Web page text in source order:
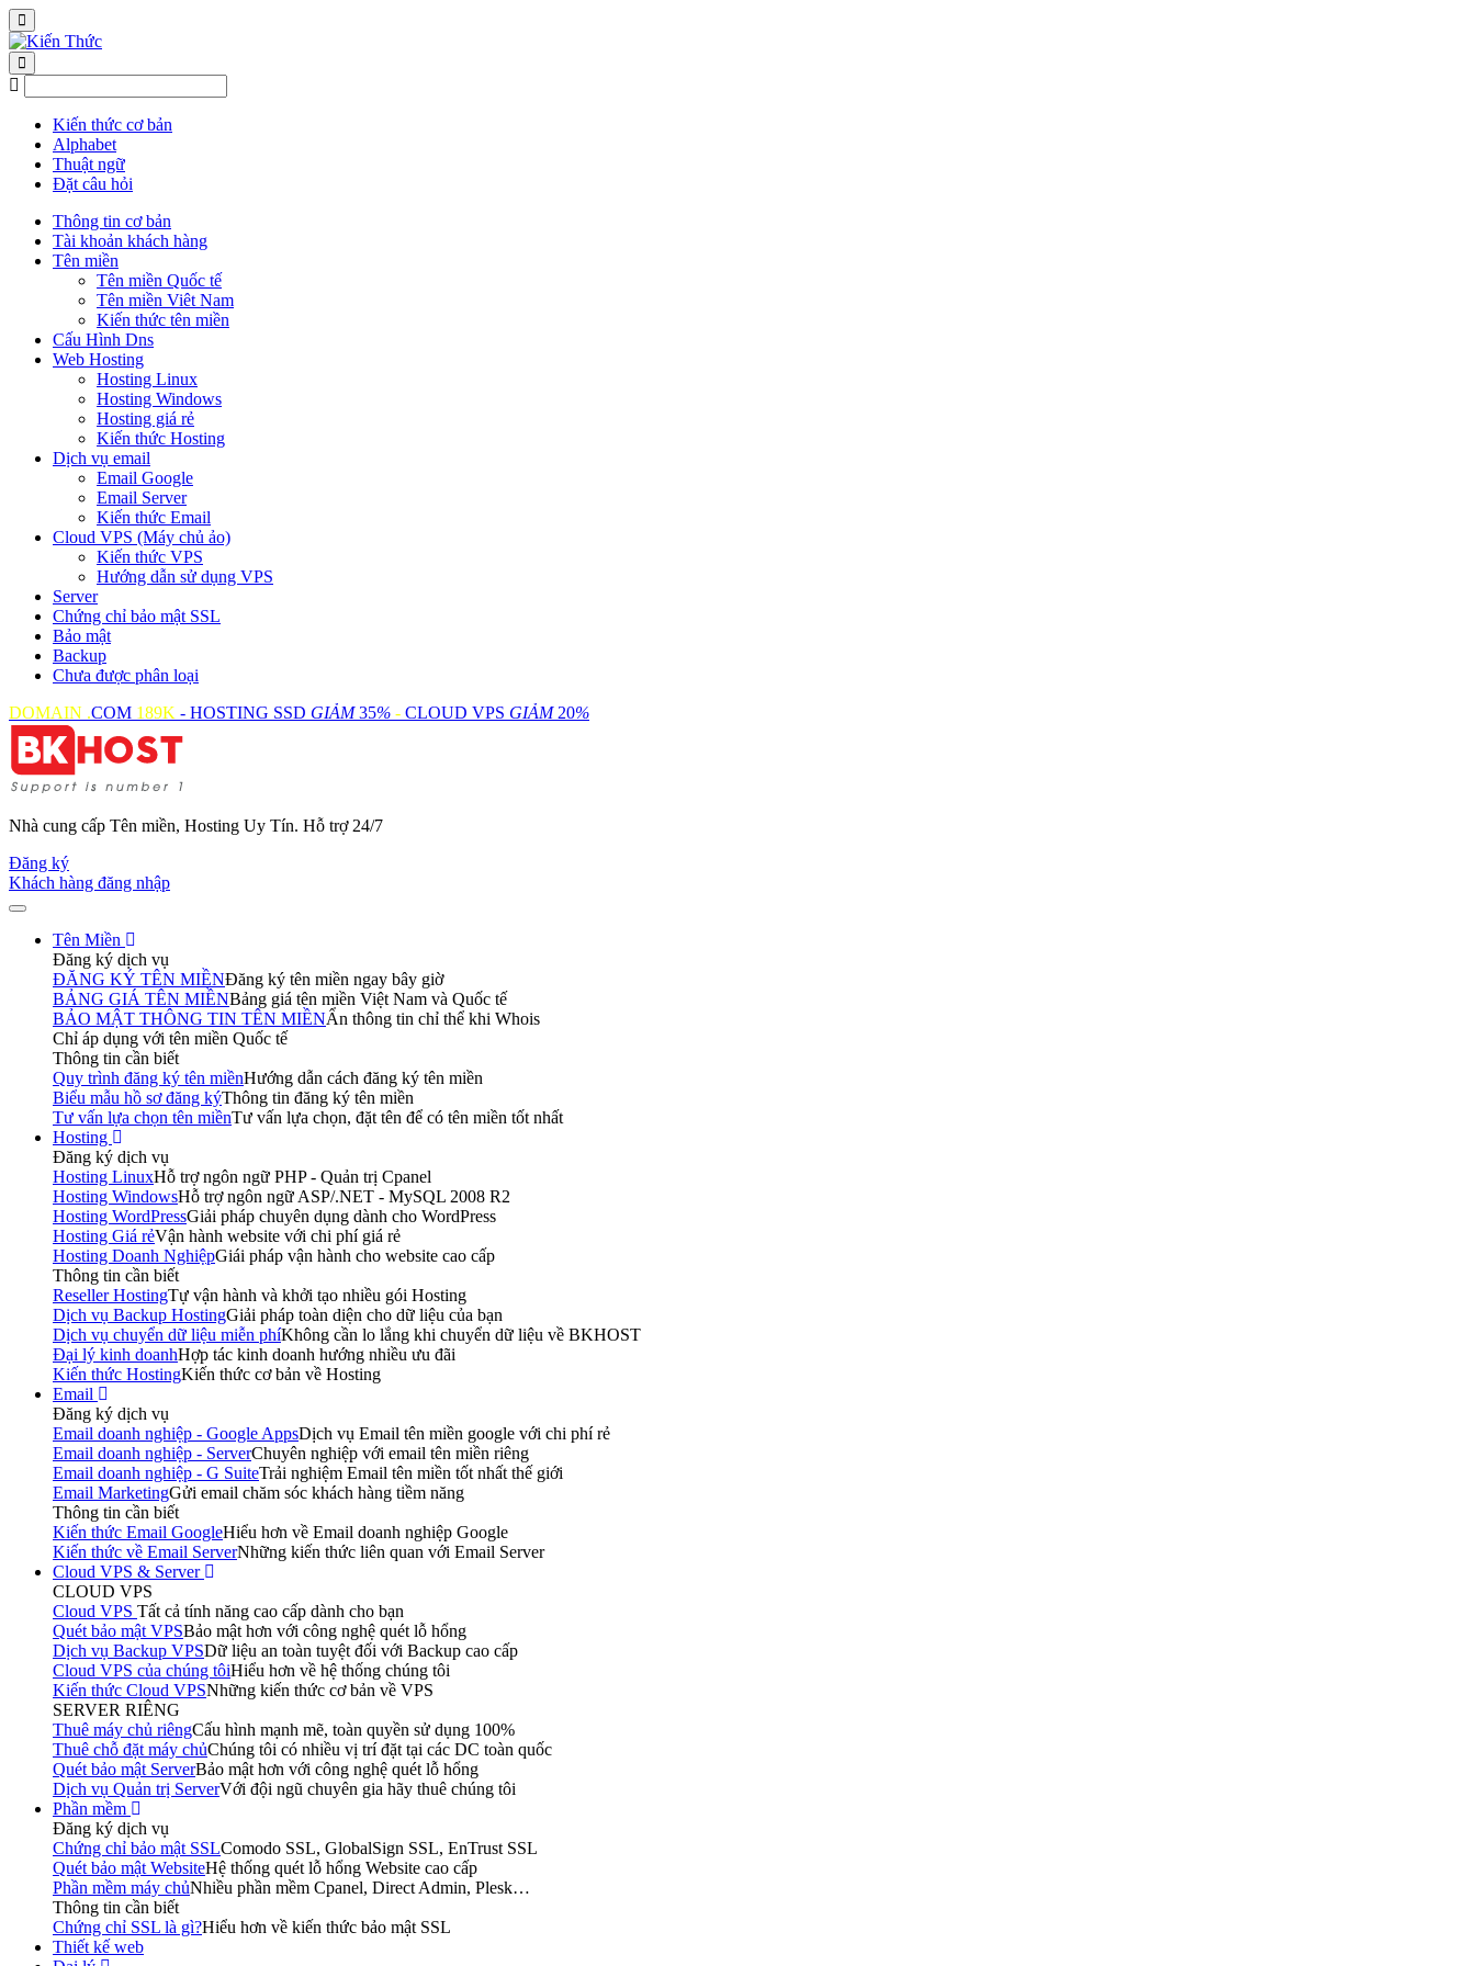
Kiến thức cơ bản
Alphabet
Thuật ngữ
Đặt câu hỏi
Thông tin cơ bản
Tài khoản khách hàng
Tên miền
Tên miền Quốc tế
Tên miền Viêt Nam
Kiến thức tên miền
Cấu Hình Dns
Web Hosting
Hosting Linux
Hosting Windows
Hosting giá rẻ
Kiến thức Hosting
Dịch vụ email
Email Google
Email Server
Kiến thức Email
Cloud VPS (Máy chủ ảo)
Kiến thức VPS
Hướng dẫn sử dụng VPS
Server
Chứng chỉ bảo mật SSL
Bảo mật
Backup
Chưa được phân loại
DOMAIN .COM 189K - HOSTING SSD GIẢM35% - CLOUD VPS GIẢM20%
Nhà cung cấp Tên miền, Hosting Uy Tín. Hỗ trợ 24/7
Đăng ký
Khách hàng đăng nhập
Tên Miền
Đăng ký dịch vụ
ĐĂNG KÝ TÊN MIỀNĐăng ký tên miền ngay bây giờ
BẢNG GIÁ TÊN MIỀNBảng giá tên miền Việt Nam và Quốc tế
BẢO MẬT THÔNG TIN TÊN MIỀNẨn thông tin chỉ thể khi Whois
Chỉ áp dụng với tên miền Quốc tế
Thông tin cần biết
Quy trình đăng ký tên miềnHướng dẫn cách đăng ký tên miền
Biểu mẫu hồ sơ đăng kýThông tin đăng ký tên miền
Tư vấn lựa chọn tên miềnTư vấn lựa chọn, đặt tên để có tên miền tốt nhất
Hosting
Đăng ký dịch vụ
Hosting LinuxHỗ trợ ngôn ngữ PHP - Quản trị Cpanel
Hosting WindowsHỗ trợ ngôn ngữ ASP/.NET - MySQL 2008 R2
Hosting WordPressGiải pháp chuyên dụng dành cho WordPress
Hosting Giá rẻVận hành website với chi phí giá rẻ
Hosting Doanh NghiệpGiái pháp vận hành cho website cao cấp
Thông tin cần biết
Reseller HostingTự vận hành và khởi tạo nhiều gói Hosting
Dịch vụ Backup HostingGiải pháp toàn diện cho dữ liệu của bạn
Dịch vụ chuyển dữ liệu miễn phíKhông cần lo lắng khi chuyển dữ liệu về BKHOST
Đại lý kinh doanhHợp tác kinh doanh hướng nhiều ưu đãi
Kiến thức HostingKiến thức cơ bản về Hosting
Email
Đăng ký dịch vụ
Email doanh nghiệp - Google AppsDịch vụ Email tên miền google với chi phí rẻ
Email doanh nghiệp - ServerChuyên nghiệp với email tên miền riêng
Email doanh nghiệp - G SuiteTrải nghiệm Email tên miền tốt nhất thế giới
Email MarketingGửi email chăm sóc khách hàng tiềm năng
Thông tin cần biết
Kiến thức Email GoogleHiểu hơn về Email doanh nghiệp Google
Kiến thức về Email ServerNhững kiến thức liên quan với Email Server
Cloud VPS & Server
CLOUD VPS
Cloud VPS Tất cả tính năng cao cấp dành cho bạn
Quét bảo mật VPSBảo mật hơn với công nghệ quét lỗ hổng
Dịch vụ Backup VPSDữ liệu an toàn tuyệt đối với Backup cao cấp
Cloud VPS của chúng tôiHiểu hơn về hệ thống chúng tôi
Kiến thức Cloud VPSNhững kiến thức cơ bản về VPS
SERVER RIÊNG
Thuê máy chủ riêngCấu hình mạnh mẽ, toàn quyền sử dụng 100%
Thuê chỗ đặt máy chủChúng tôi có nhiều vị trí đặt tại các DC toàn quốc
Quét bảo mật ServerBảo mật hơn với công nghệ quét lỗ hổng
Dịch vụ Quản trị ServerVới đội ngũ chuyên gia hãy thuê chúng tôi
Phần mềm
Đăng ký dịch vụ
Chứng chỉ bảo mật SSLComodo SSL, GlobalSign SSL, EnTrust SSL
Quét bảo mật WebsiteHệ thống quét lỗ hổng Website cao cấp
Phần mềm máy chủNhiều phần mềm Cpanel, Direct Admin, Plesk…
Thông tin cần biết
Chứng chỉ SSL là gì?Hiểu hơn về kiến thức bảo mật SSL
Thiết kế web